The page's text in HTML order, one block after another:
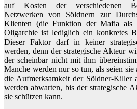
auf Kosten der verschiedenen
Netzwerken von Söldnern zur
Klienten (die Funktion der Mafia als
Oligarchie ist lediglich ein konkretes
Dieser Faktor darf in keiner
werden, denn der strategische Akteur
der scheinbar nicht mit ihm
Manche werden nur so tun, als seien
die Aufmerksamkeit der Söldner-Killer
werden abwarten, bis der strategische
sie schützen kann.